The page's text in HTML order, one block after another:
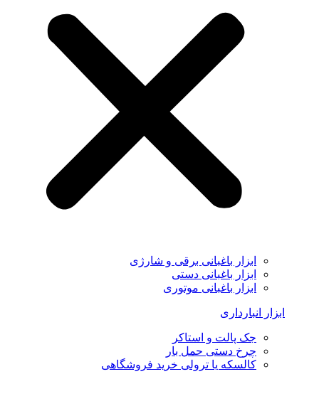
ابزار باغبانی برقی و شارژی
ابزار باغبانی دستی
ابزار باغبانی موتوری
ابزار انبارداری
جک پالت و استاکر
چرخ دستی حمل بار
کالسکه یا ترولی خرید فروشگاهی